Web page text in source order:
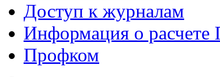
Доступ к журналам
Информация о
Профком